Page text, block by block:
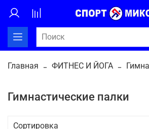
Главная ФИТНЕС И ЙОГА
Гимнастические палки